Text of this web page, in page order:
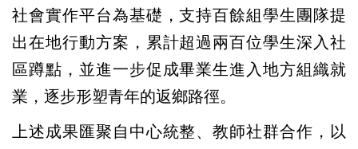
社會實作平台為基礎，支持百餘組學生團隊提
出在地行動方案，累計超過兩百位學生深入社
區蹲點，並進一步促成畢業生進入地方組織就
業，逐步形塑青年的返鄉路徑。
上述成果匯聚自中心統整、教師社群合作，以